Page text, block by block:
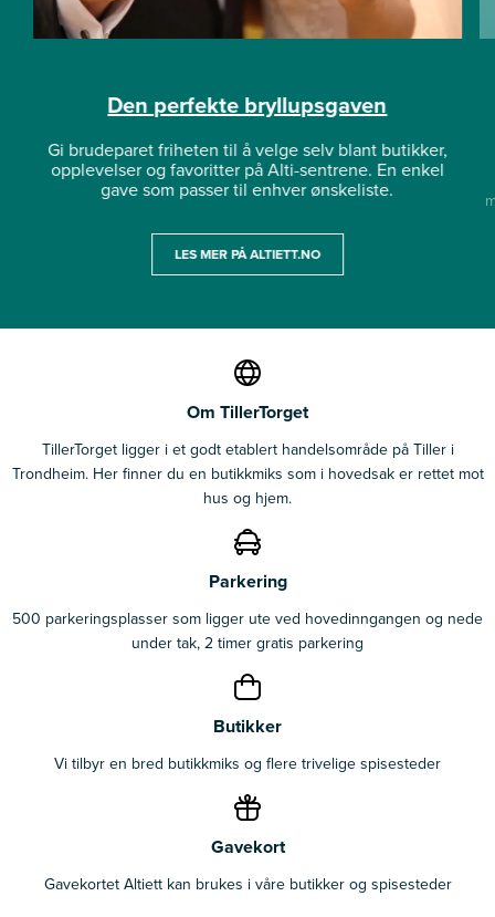
Den perfekte bryllupsgaven
Gi brudeparet friheten til å velge selv blant butikker,
opplevelser og favoritter på Alti-sentrene. En enkel
gave som passer til enhver ønskeliste.
LES MER PÅ ALTIETT.NO
Om TillerTorget
TillerTorget ligger i et godt etablert handelsområde på Tiller i
Trondheim. Her finner du en butikkmiks som i hovedsak er rettet mot
hus og hjem.
Parkering
500 parkeringsplasser som ligger ute ved hovedinngangen og nede
under tak, 2 timer gratis parkering
Butikker
Vi tilbyr en bred butikkmiks og flere trivelige spisesteder
Gavekort
Gavekortet Altiett kan brukes i våre butikker og spisesteder